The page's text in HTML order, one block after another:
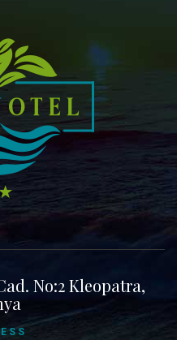
No:2 Kleopatra,